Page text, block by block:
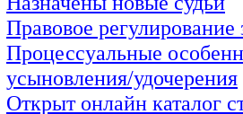
Правовое регулирование
Процессуальные
усыновления/удочерения
Открыт онлайн каталог